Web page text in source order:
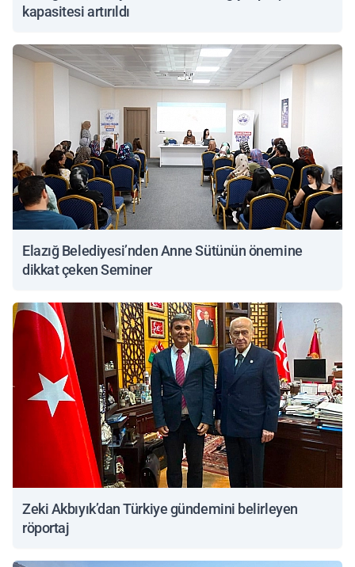
kapasitesi artırıldı
Elazığ Belediyesi’nden Anne Sütünün önemine
dikkat çeken Seminer
Zeki Akbıyık’dan Türkiye gündemini belirleyen
röportaj